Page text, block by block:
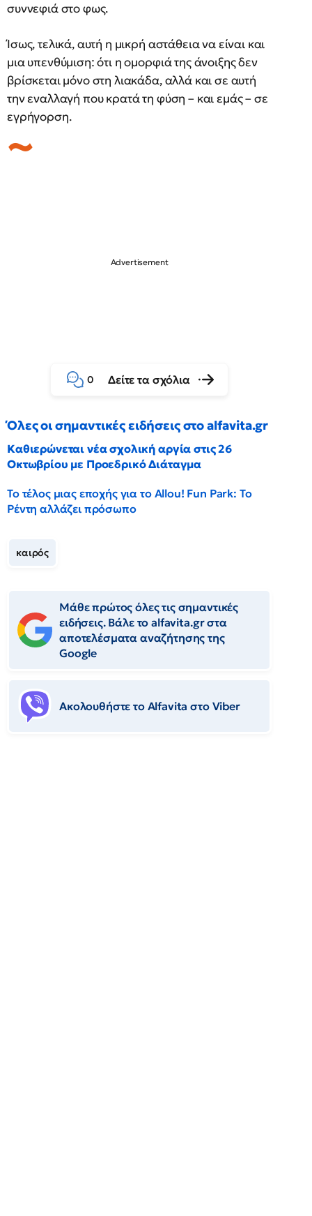
συννεφιά στο φως.
Ίσως, τελικά, αυτή η μικρή αστάθεια να είναι και
μια υπενθύμιση: ότι η ομορφιά της άνοιξης δεν
βρίσκεται μόνο στη λιακάδα, αλλά και σε αυτή
την εναλλαγή που κρατά τη φύση – και εμάς – σε
εγρήγορση.
0 Δείτε τα σχόλια
Όλες οι σημαντικές ειδήσεις στο alfavita.gr
Καθιερώνεται νέα σχολική αργία στις 26
Οκτωβρίου με Προεδρικό Διάταγμα
Το τέλος μιας εποχής για το Allou! Fun Park: Το
Ρέντη αλλάζει πρόσωπο
καιρός
Μάθε πρώτος όλες τις σημαντικές
ειδήσεις. Βάλε το alfavita.gr στα
αποτελέσματα αναζήτησης της
Google
Ακολουθήστε το Αlfavita στο Viber